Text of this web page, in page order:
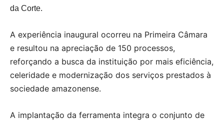
da Corte.
A experiência inaugural ocorreu na Primeira Câmara
e resultou na apreciação de 150 processos,
reforçando a busca da instituição por mais eficiência,
celeridade e modernização dos serviços prestados à
sociedade amazonense.
A implantação da ferramenta integra o conjunto de